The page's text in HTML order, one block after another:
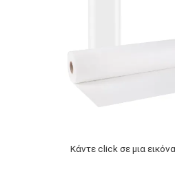
Κάντε click σε μια